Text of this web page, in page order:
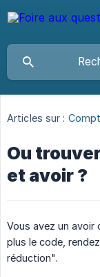
Articles sur :
Ou
et avoir ?
Vous avez un avoir
plus le code,
réduction".